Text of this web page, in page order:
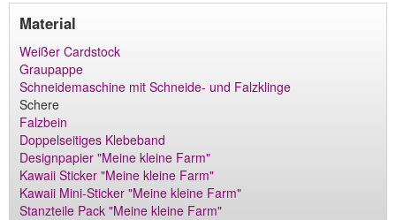
Material
Weißer Cardstock
Graupappe
Schneidemaschine mit Schneide- und Falzklinge
Schere
Falzbein
Doppelseitiges Klebeband
Designpapier "Meine kleine Farm"
Kawaii Sticker "Meine kleine Farm"
Kawaii Mini-Sticker "Meine kleine Farm"
Stanzteile Pack "Meine kleine Farm"